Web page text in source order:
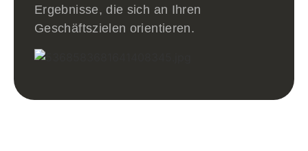
Ergebnisse, die sich an Ihren
Geschäftszielen orientieren.